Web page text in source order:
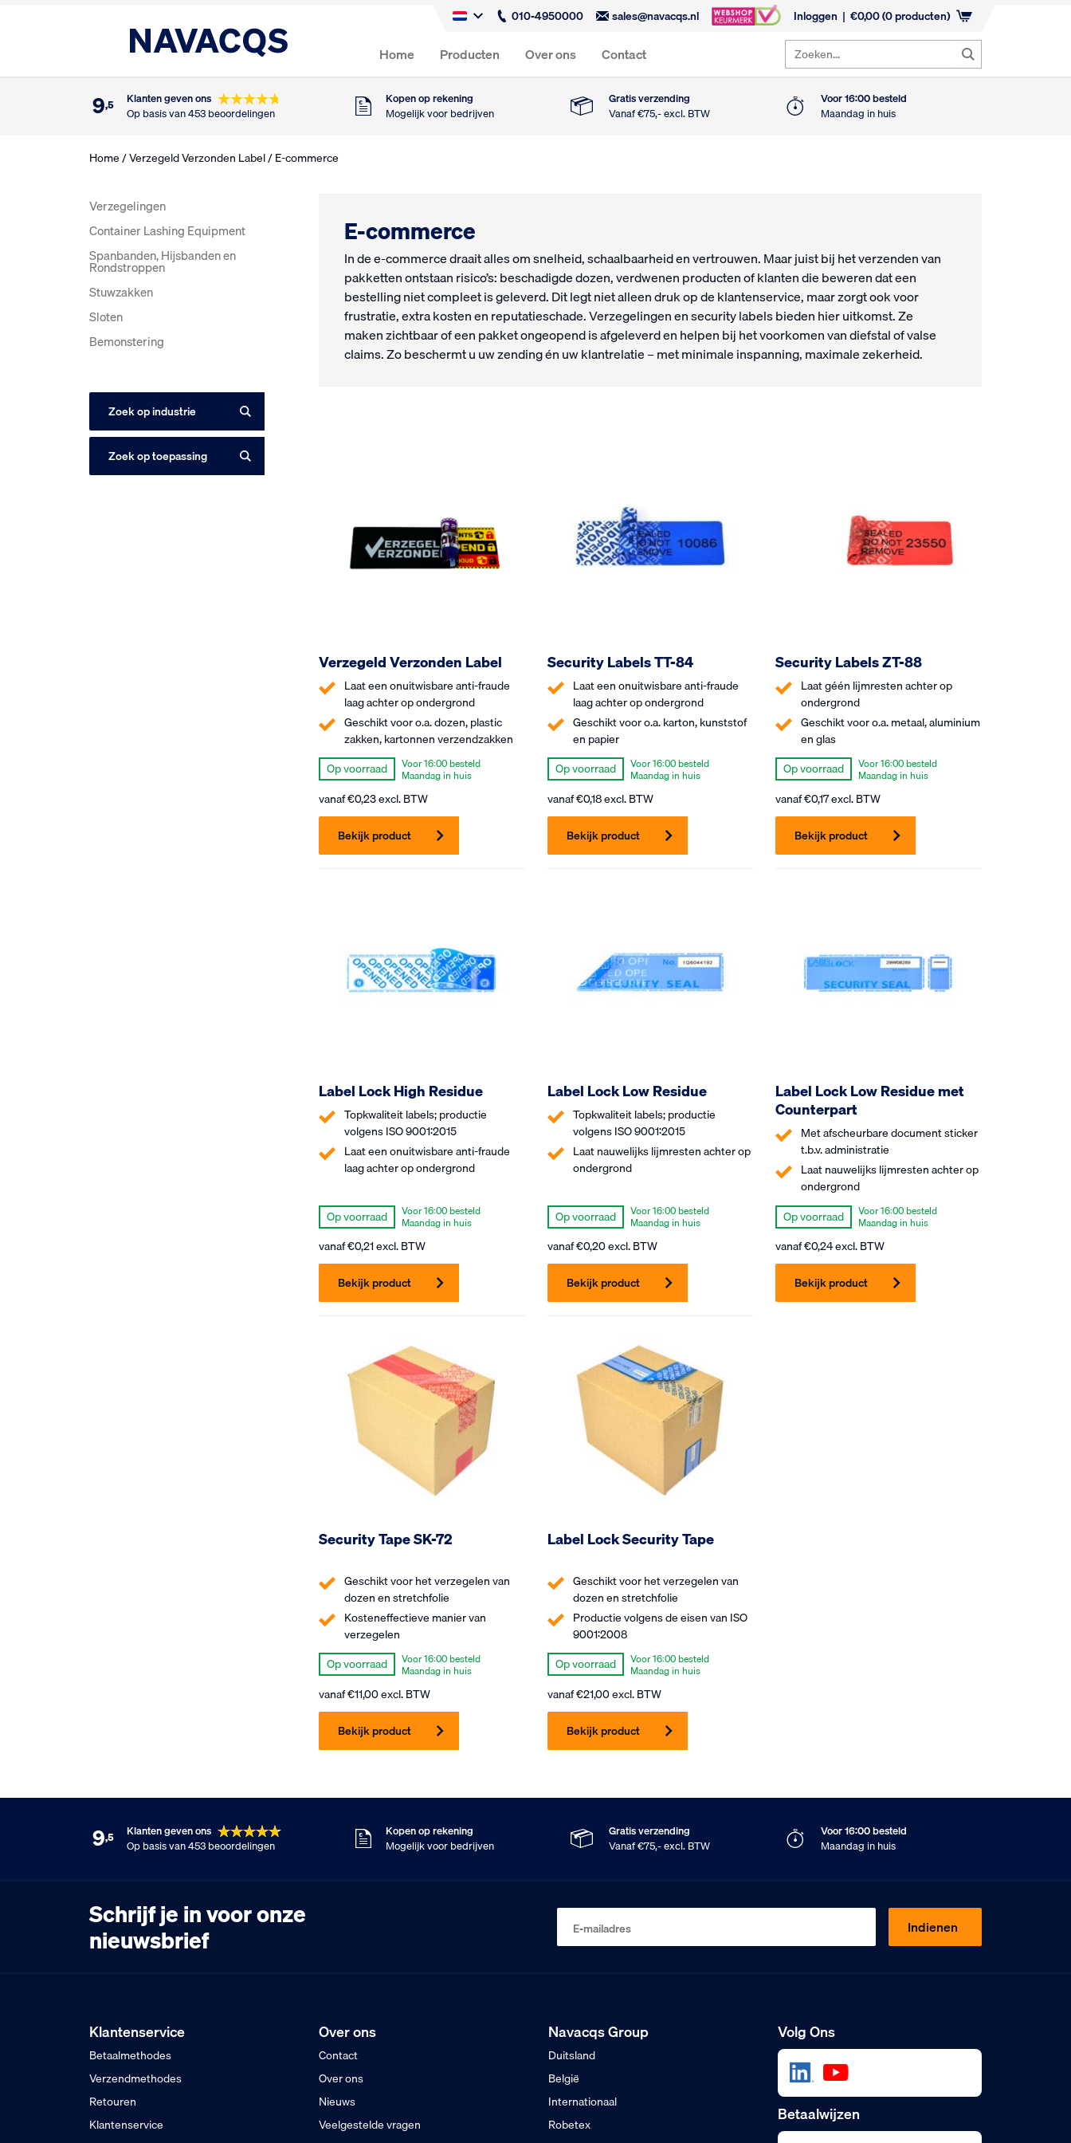
010-4950000 sales@navacqs.nl Inloggen €0,00(0 producten)
Home Producten Over ons Contact Zoeken...
9,5
Klanten geven ons
Op basis van 453 beoordelingen
Kopen op rekening
Mogelijk voor bedrijven
Gratis verzending
Vanaf €75,- excl. BTW
Voor 16:00 besteld
Maandag in huis
Home/Verzegeld Verzonden Label/ E-commerce
Verzegelingen
Container Lashing Equipment
Spanbanden, Hijsbanden en
Rondstroppen
Stuwzakken
Sloten
Bemonstering
Zoek op industrie
Zoek op toepassing
E-commerce
In de e-commerce draait alles om snelheid, schaalbaarheid en vertrouwen. Maar juist bij het verzenden van
pakketten ontstaan risico’s: beschadigde dozen, verdwenen producten of klanten die beweren dat een
bestelling niet compleet is geleverd. Dit legt niet alleen druk op de klantenservice, maar zorgt ook voor
frustratie, extra kosten en reputatieschade. Verzegelingen en security labels bieden hier uitkomst. Ze
maken zichtbaar of een pakket ongeopend is afgeleverd en helpen bij het voorkomen van diefstal of valse
claims. Zo beschermt u uw zending én uw klantrelatie – met minimale inspanning, maximale zekerheid.
Verzegeld Verzonden Label
Laat een onuitwisbare anti-fraude
laag achter op ondergrond
Geschikt voor o.a. dozen, plastic
zakken, kartonnen verzendzakken
Op voorraad
Voor 16:00 besteld
Maandag in huis
vanaf€0,23excl. BTW
Bekijk product
Security Labels TT-84
Laat een onuitwisbare anti-fraude
laag achter op ondergrond
Geschikt voor o.a. karton, kunststof
en papier
Op voorraad
Voor 16:00 besteld
Maandag in huis
vanaf€0,18excl. BTW
Bekijk product
Security Labels ZT-88
Laat géén lijmresten achter op
ondergrond
Geschikt voor o.a. metaal, aluminium
en glas
Op voorraad
Voor 16:00 besteld
Maandag in huis
vanaf€0,17excl. BTW
Bekijk product
Label Lock High Residue
Topkwaliteit labels; productie
volgens ISO 9001:2015
Laat een onuitwisbare anti-fraude
laag achter op ondergrond
Op voorraad Voor 16:00 besteld
Maandag in huis
vanaf€0,21excl. BTW
Bekijk product
Label Lock Low Residue
Topkwaliteit labels; productie
volgens ISO 9001:2015
Laat nauwelijks lijmresten achter op
ondergrond
Op voorraad Voor 16:00 besteld
Maandag in huis
vanaf€0,20excl. BTW
Bekijk product
Label Lock Low Residue met
Counterpart
Met afscheurbare document sticker
t.b.v. administratie
Laat nauwelijks lijmresten achter op
ondergrond
Op voorraad
Voor 16:00 besteld
Maandag in huis
vanaf€0,24excl. BTW
Bekijk product
Security Tape SK-72
Geschikt voor het verzegelen van
dozen en stretchfolie
Kosteneffectieve manier van
verzegelen
Op voorraad
Voor 16:00 besteld
Maandag in huis
vanaf€11,00excl. BTW
Bekijk product
Label Lock Security Tape
Geschikt voor het verzegelen van
dozen en stretchfolie
Productie volgens de eisen van ISO
9001:2008
Op voorraad
Voor 16:00 besteld
Maandag in huis
vanaf€21,00excl. BTW
Bekijk product
9,5
Klanten geven ons
Op basis van 453 beoordelingen
Kopen op rekening
Mogelijk voor bedrijven
Gratis verzending
Vanaf €75,- excl. BTW
Voor 16:00 besteld
Maandag in huis
Schrijf je in voor onze
nieuwsbrief E-mailadres Indienen
Klantenservice
Betaalmethodes
Verzendmethodes
Retouren
Klantenservice
Over ons
Contact
Over ons
Nieuws
Veelgestelde vragen
Navacqs Group
Duitsland
België
Internationaal
Robetex
Volg Ons
Betaalwijzen